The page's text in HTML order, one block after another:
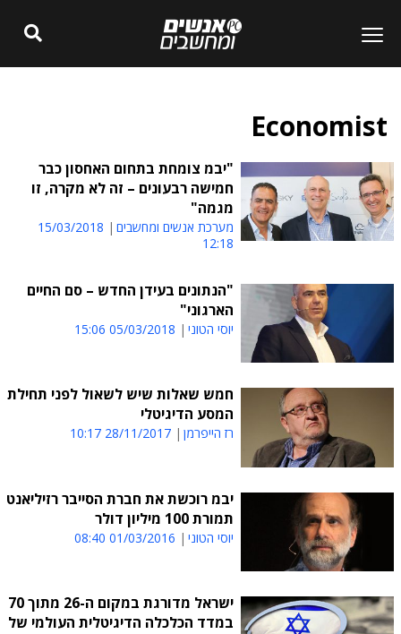
Economist
"יבמ צומחת בתחום האחסון כבר
חמישה רבעונים – זה לא מקרה, זו
מגמה"
מערכת אנשים ומחשבים
15/03/2018
12:18
"הנתונים בעידן החדש – סם החיים
הארגוני"
יוסי הטוני 05/03/2018 15:06
חמש שאלות שיש לשאול לפני תחילת
המסע הדיגיטלי
רז הייפרמן 28/11/2017 10:17
יבמ רוכשת את חברת הסייבר רזיליאנט
תמורת 100 מיליון דולר
יוסי הטוני 01/03/2016 08:40
ישראל מדורגת במקום ה-26 מתוך 70
במדד הכלכלה הדיגיטלית העולמי של